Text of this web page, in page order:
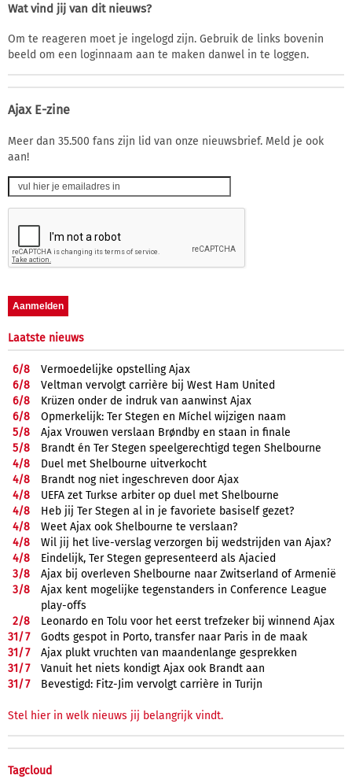
Wat vind jij van dit nieuws?
Om te reageren moet je ingelogd zijn. Gebruik de links bovenin
beeld om een loginnaam aan te maken danwel in te loggen.
Ajax E-zine
Meer dan 35.500 fans zijn lid van onze nieuwsbrief. Meld je ook
aan!
Laatste nieuws
6/8
Vermoedelijke opstelling Ajax
6/8
Veltman vervolgt carrière bij West Ham United
6/8
Krüzen onder de indruk van aanwinst Ajax
6/8
Opmerkelijk: Ter Stegen en Míchel wijzigen naam
5/8
Ajax Vrouwen verslaan Brøndby en staan in finale
5/8
Brandt én Ter Stegen speelgerechtigd tegen Shelbourne
4/8
Duel met Shelbourne uitverkocht
4/8
Brandt nog niet ingeschreven door Ajax
4/8
UEFA zet Turkse arbiter op duel met Shelbourne
4/8
Heb jij Ter Stegen al in je favoriete basiself gezet?
4/8
Weet Ajax ook Shelbourne te verslaan?
4/8
Wil jij het live-verslag verzorgen bij wedstrijden van Ajax?
4/8
Eindelijk, Ter Stegen gepresenteerd als Ajacied
3/8
Ajax bij overleven Shelbourne naar Zwitserland of Armenië
3/8
Ajax kent mogelijke tegenstanders in Conference League
play-offs
2/8
Leonardo en Tolu voor het eerst trefzeker bij winnend Ajax
31/7
Godts gespot in Porto, transfer naar Paris in de maak
31/7
Ajax plukt vruchten van maandenlange gesprekken
31/7
Vanuit het niets kondigt Ajax ook Brandt aan
31/7 Bevestigd: Fitz-Jim vervolgt carrière in Turijn
Stel hier in welk nieuws jij belangrijk vindt.
Tagcloud